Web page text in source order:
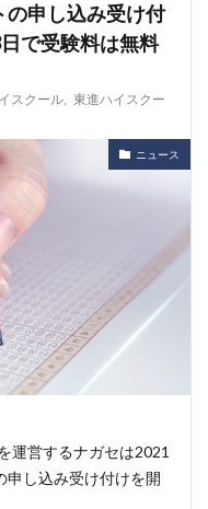
の申し込み受け付
で受験料は無料
スクール, 東進ハイスクー
ニュース
運営するナガセは2021
申し込み受け付けを開